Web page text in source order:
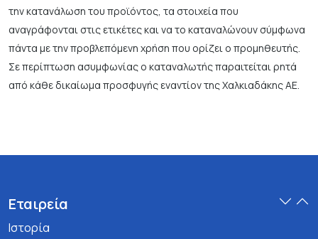
την κατανάλωση του προϊόντος, τα στοιχεία που
αναγράφονται στις ετικέτες και να το καταναλώνουν σύμφωνα
πάντα με την προβλεπόμενη χρήση που ορίζει ο προμηθευτής.
Σε περίπτωση ασυμφωνίας ο καταναλωτής παραιτείται ρητά
από κάθε δικαίωμα προσφυγής εναντίον της Χαλκιαδάκης ΑΕ.
Εταιρεία
Ιστορία